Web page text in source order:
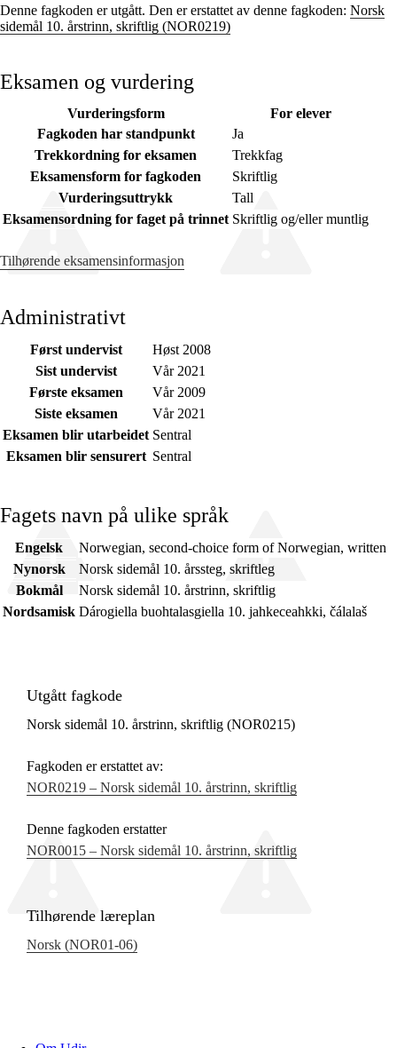
Denne fagkoden er utgått. Den er erstattet av denne fagkoden: Norsk
sidemål 10. årstrinn, skriftlig (NOR0219)
Eksamen og vurdering
Vurderingsform
For elever
Fagkoden har standpunkt
Ja
Trekkordning for eksamen
Trekkfag
Eksamensform for fagkoden
Skriftlig
Vurderingsuttrykk
Tall
Eksamensordning for faget på trinnet Skriftlig og/eller muntlig
Tilhørende eksamensinformasjon
Administrativt
Først undervist
Høst 2008
Sist undervist
Vår 2021
Første eksamen
Vår 2009
Siste eksamen
Vår 2021
Eksamen blir utarbeidet Sentral
Eksamen blir sensurert Sentral
Fagets navn på ulike språk
Engelsk
Norwegian, second-choice form of Norwegian, written
Nynorsk
Norsk sidemål 10. årssteg, skriftleg
Bokmål
Norsk sidemål 10. årstrinn, skriftlig
Nordsamisk Dárogiella buohtalasgiella 10. jahkeceahkki, čálalaš
Utgått fagkode
Norsk sidemål 10. årstrinn, skriftlig (NOR0215)
Fagkoden er erstattet av:
NOR0219 – Norsk sidemål 10. årstrinn, skriftlig
Denne fagkoden erstatter
NOR0015 – Norsk sidemål 10. årstrinn, skriftlig
Tilhørende læreplan
Norsk (NOR01‑06)